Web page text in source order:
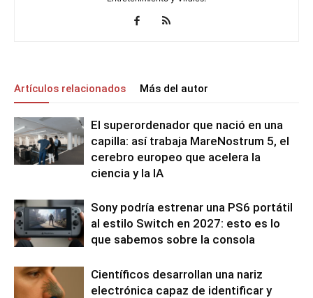
Artículos relacionados Más del autor
El superordenador que nació en una
capilla: así trabaja MareNostrum 5, el
cerebro europeo que acelera la
ciencia y la IA
Sony podría estrenar una PS6 portátil
al estilo Switch en 2027: esto es lo
que sabemos sobre la consola
Científicos desarrollan una nariz
electrónica capaz de identificar y